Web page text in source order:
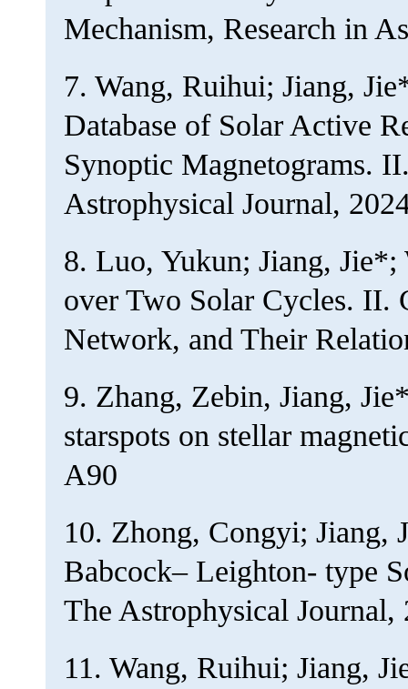
Mechanism, Research in
7. Wang, Ruihui; Jiang,
Database of Solar Active
Synoptic Magnetograms.
Astrophysical Journal,
8. Luo, Yukun; Jiang, Jie*;
over Two Solar Cycles. II.
Network, and Their
9. Zhang, Zebin, Jiang,
starspots on stellar
A90
10. Zhong, Congyi; Jiang,
Babcock– Leighton- type
The Astrophysical Journal,
11. Wang, Ruihui; Jiang,